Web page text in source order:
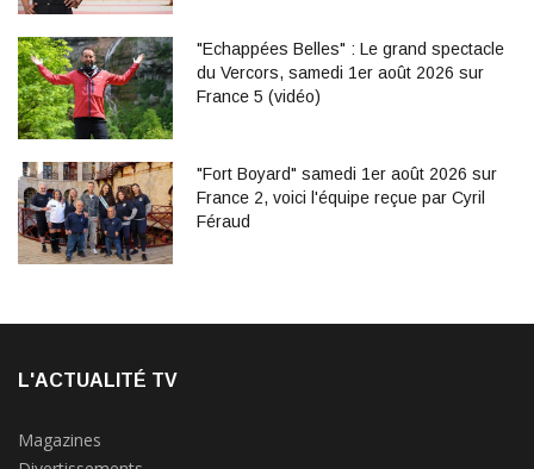
"Echappées Belles" : Le grand spectacle
du Vercors, samedi 1er août 2026 sur
France 5 (vidéo)
"Fort Boyard" samedi 1er août 2026 sur
France 2, voici l'équipe reçue par Cyril
Féraud
L'ACTUALITÉ TV
Magazines